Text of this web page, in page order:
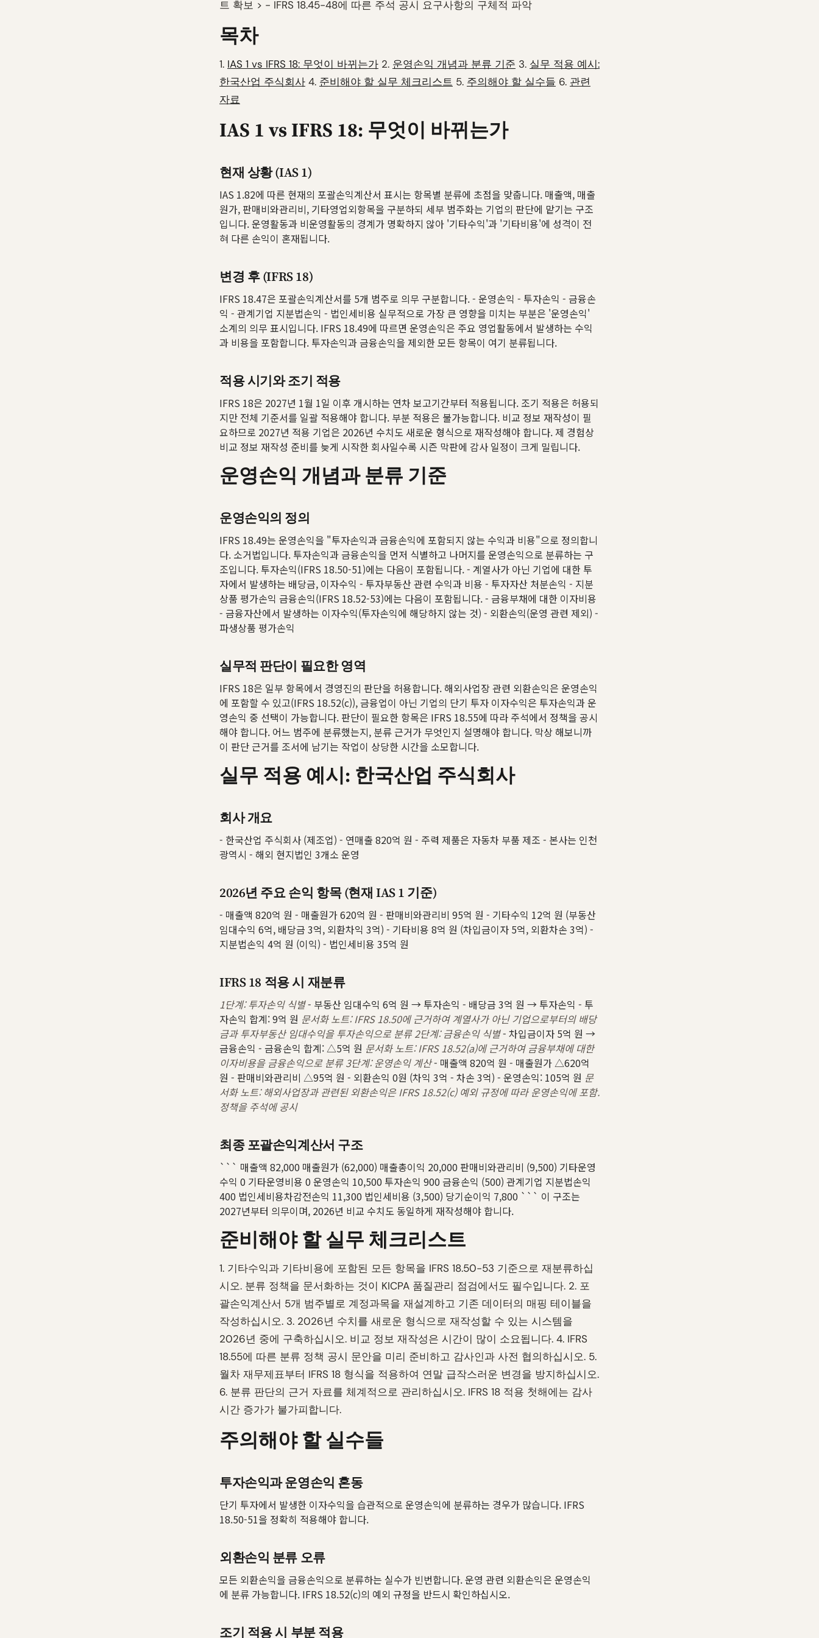
트 확보 > - IFRS 18.45-48에 따른 주석 공시 요구사항의 구체적 파악
목차
1. IAS 1 vs IFRS 18: 무엇이 바뀌는가 2. 운영손익 개념과 분류 기준 3. 실무 적용 예시:
한국산업 주식회사 4. 준비해야 할 실무 체크리스트 5. 주의해야 할 실수들 6. 관련
자료
IAS 1 vs IFRS 18: 무엇이 바뀌는가
현재 상황 (IAS 1)
IAS 1.82에 따른 현재의 포괄손익계산서 표시는 항목별 분류에 초점을 맞춥니다. 매출액, 매출
원가, 판매비와관리비, 기타영업외항목을 구분하되 세부 범주화는 기업의 판단에 맡기는 구조
입니다. 운영활동과 비운영활동의 경계가 명확하지 않아 '기타수익'과 '기타비용'에 성격이 전
혀 다른 손익이 혼재됩니다.
변경 후 (IFRS 18)
IFRS 18.47은 포괄손익계산서를 5개 범주로 의무 구분합니다. - 운영손익 - 투자손익 - 금융손
익 - 관계기업 지분법손익 - 법인세비용 실무적으로 가장 큰 영향을 미치는 부분은 '운영손익'
소계의 의무 표시입니다. IFRS 18.49에 따르면 운영손익은 주요 영업활동에서 발생하는 수익
과 비용을 포함합니다. 투자손익과 금융손익을 제외한 모든 항목이 여기 분류됩니다.
적용 시기와 조기 적용
IFRS 18은 2027년 1월 1일 이후 개시하는 연차 보고기간부터 적용됩니다. 조기 적용은 허용되
지만 전체 기준서를 일괄 적용해야 합니다. 부분 적용은 불가능합니다. 비교 정보 재작성이 필
요하므로 2027년 적용 기업은 2026년 수치도 새로운 형식으로 재작성해야 합니다. 제 경험상
비교 정보 재작성 준비를 늦게 시작한 회사일수록 시즌 막판에 감사 일정이 크게 밀립니다.
운영손익 개념과 분류 기준
운영손익의 정의
IFRS 18.49는 운영손익을 "투자손익과 금융손익에 포함되지 않는 수익과 비용"으로 정의합니
다. 소거법입니다. 투자손익과 금융손익을 먼저 식별하고 나머지를 운영손익으로 분류하는 구
조입니다. 투자손익(IFRS 18.50-51)에는 다음이 포함됩니다. - 계열사가 아닌 기업에 대한 투
자에서 발생하는 배당금, 이자수익 - 투자부동산 관련 수익과 비용 - 투자자산 처분손익 - 지분
상품 평가손익 금융손익(IFRS 18.52-53)에는 다음이 포함됩니다. - 금융부채에 대한 이자비용
- 금융자산에서 발생하는 이자수익(투자손익에 해당하지 않는 것) - 외환손익(운영 관련 제외) -
파생상품 평가손익
실무적 판단이 필요한 영역
IFRS 18은 일부 항목에서 경영진의 판단을 허용합니다. 해외사업장 관련 외환손익은 운영손익
에 포함할 수 있고(IFRS 18.52(c)), 금융업이 아닌 기업의 단기 투자 이자수익은 투자손익과 운
영손익 중 선택이 가능합니다. 판단이 필요한 항목은 IFRS 18.55에 따라 주석에서 정책을 공시
해야 합니다. 어느 범주에 분류했는지, 분류 근거가 무엇인지 설명해야 합니다. 막상 해보니까
이 판단 근거를 조서에 남기는 작업이 상당한 시간을 소모합니다.
실무 적용 예시: 한국산업 주식회사
회사 개요
- 한국산업 주식회사 (제조업) - 연매출 820억 원 - 주력 제품은 자동차 부품 제조 - 본사는 인천
광역시 - 해외 현지법인 3개소 운영
2026년 주요 손익 항목 (현재 IAS 1 기준)
- 매출액 820억 원 - 매출원가 620억 원 - 판매비와관리비 95억 원 - 기타수익 12억 원 (부동산
임대수익 6억, 배당금 3억, 외환차익 3억) - 기타비용 8억 원 (차입금이자 5억, 외환차손 3억) -
지분법손익 4억 원 (이익) - 법인세비용 35억 원
IFRS 18 적용 시 재분류
1단계: 투자손익 식별- 부동산 임대수익 6억 원 → 투자손익 - 배당금 3억 원 → 투자손익 - 투
자손익 합계: 9억 원 문서화 노트: IFRS 18.50에 근거하여 계열사가 아닌 기업으로부터의 배당
금과 투자부동산 임대수익을 투자손익으로 분류2단계: 금융손익 식별- 차입금이자 5억 원 →
금융손익 - 금융손익 합계: △5억 원 문서화 노트: IFRS 18.52(a)에 근거하여 금융부채에 대한
이자비용을 금융손익으로 분류 3단계: 운영손익 계산- 매출액 820억 원 - 매출원가 △620억
원 - 판매비와관리비 △95억 원 - 외환손익 0원 (차익 3억 - 차손 3억) - 운영손익: 105억 원 문
서화 노트: 해외사업장과 관련된 외환손익은 IFRS 18.52(c) 예외 규정에 따라 운영손익에 포함.
정책을 주석에 공시
최종 포괄손익계산서 구조
``` 매출액 82,000 매출원가 (62,000) 매출총이익 20,000 판매비와관리비 (9,500) 기타운영
수익 0 기타운영비용 0 운영손익 10,500 투자손익 900 금융손익 (500) 관계기업 지분법손익
400 법인세비용차감전손익 11,300 법인세비용 (3,500) 당기순이익 7,800 ``` 이 구조는
2027년부터 의무이며, 2026년 비교 수치도 동일하게 재작성해야 합니다.
준비해야 할 실무 체크리스트
1. 기타수익과 기타비용에 포함된 모든 항목을 IFRS 18.50-53 기준으로 재분류하십
시오. 분류 정책을 문서화하는 것이 KICPA 품질관리 점검에서도 필수입니다. 2. 포
괄손익계산서 5개 범주별로 계정과목을 재설계하고 기존 데이터의 매핑 테이블을
작성하십시오. 3. 2026년 수치를 새로운 형식으로 재작성할 수 있는 시스템을
2026년 중에 구축하십시오. 비교 정보 재작성은 시간이 많이 소요됩니다. 4. IFRS
18.55에 따른 분류 정책 공시 문안을 미리 준비하고 감사인과 사전 협의하십시오. 5.
월차 재무제표부터 IFRS 18 형식을 적용하여 연말 급작스러운 변경을 방지하십시오.
6. 분류 판단의 근거 자료를 체계적으로 관리하십시오. IFRS 18 적용 첫해에는 감사
시간 증가가 불가피합니다.
주의해야 할 실수들
투자손익과 운영손익 혼동
단기 투자에서 발생한 이자수익을 습관적으로 운영손익에 분류하는 경우가 많습니다. IFRS
18.50-51을 정확히 적용해야 합니다.
외환손익 분류 오류
모든 외환손익을 금융손익으로 분류하는 실수가 빈번합니다. 운영 관련 외환손익은 운영손익
에 분류 가능합니다. IFRS 18.52(c)의 예외 규정을 반드시 확인하십시오.
조기 적용 시 부분 적용